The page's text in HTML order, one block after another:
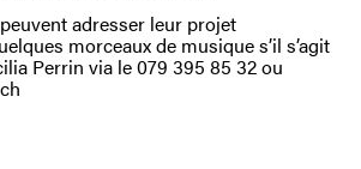
adresser leur projet
morceaux de musique s’il s’agit
Perrin via le 079 395 85 32 ou